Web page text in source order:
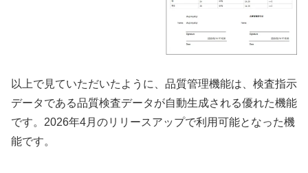
以上で見ていただいたように、品質管理機能は、検査指示
データである品質検査データが自動生成される優れた機能
です。2026年4月のリリースアップで利用可能となった機
能です。